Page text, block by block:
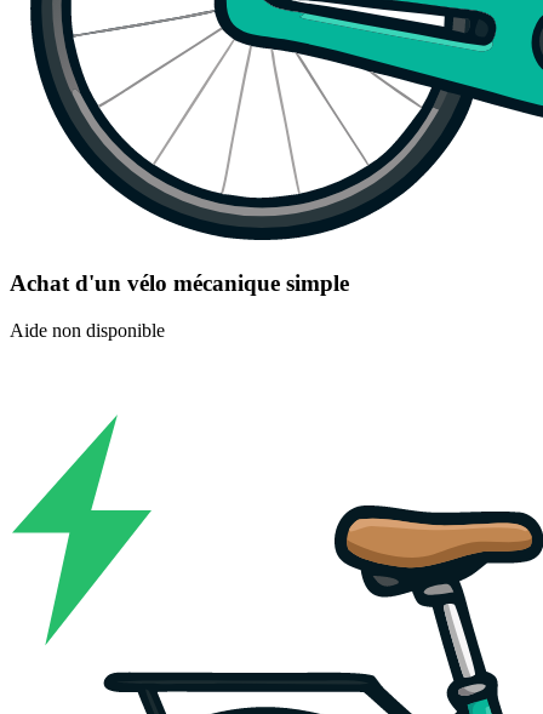
Achat d'un vélo mécanique simple
Aide non disponible